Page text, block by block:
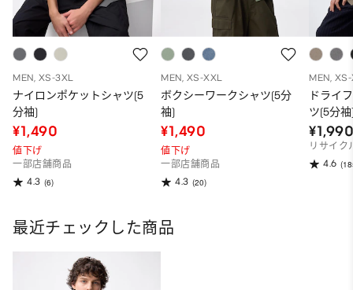
MEN, XS-3XL
ナイロンポケットシャツ(5
分袖)
¥1,490
値下げ
一部店舗商品
4.3 (6)
MEN, XS-XXL
ボクシーワークシャツ(5分
袖)
¥1,490
値下げ
一部店舗商品
4.3 (20)
MEN,
ドライ
ツ(5分
リサイク
4.6
最近チェックした商品